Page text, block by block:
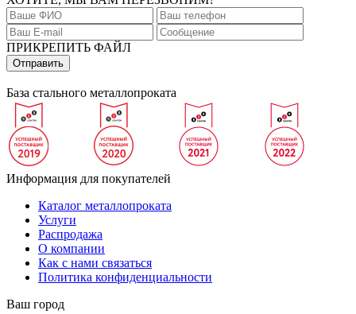
ПРИКРЕПИТЬ ФАЙЛ
База стального металлопроката
Информация для покупателей
Каталог металлопроката
Услуги
Распродажа
О компании
Как с нами связаться
Политика конфиденциальности
Ваш город